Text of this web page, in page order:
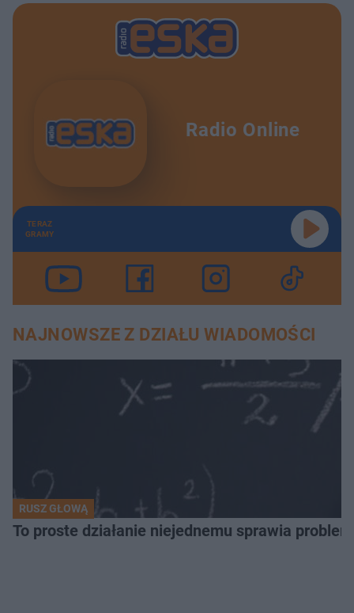
Radio Online
TERAZ
GRAMY
NAJNOWSZE Z DZIAŁU WIADOMOŚCI
RUSZ GŁOWĄ
To proste działanie niejednemu sprawia